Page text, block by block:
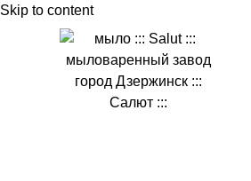
Skip to content